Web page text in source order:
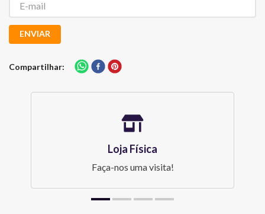
ENVIAR
Compartilhar
Loja Física
Faça-nos uma visita!